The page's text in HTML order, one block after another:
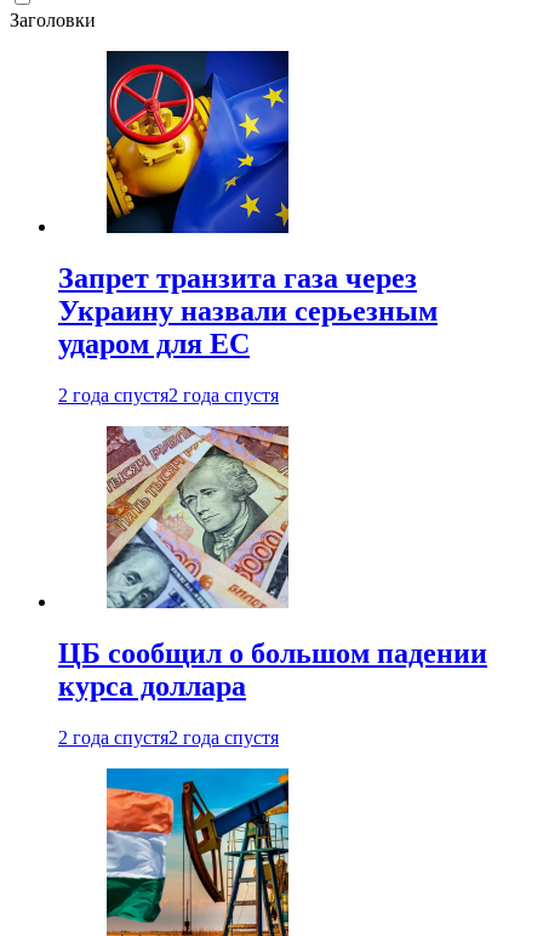
Заголовки
Запрет транзита газа через
Украину назвали серьезным
ударом для ЕС
2 года спустя2 года спустя
ЦБ сообщил о большом падении
курса доллара
2 года спустя2 года спустя